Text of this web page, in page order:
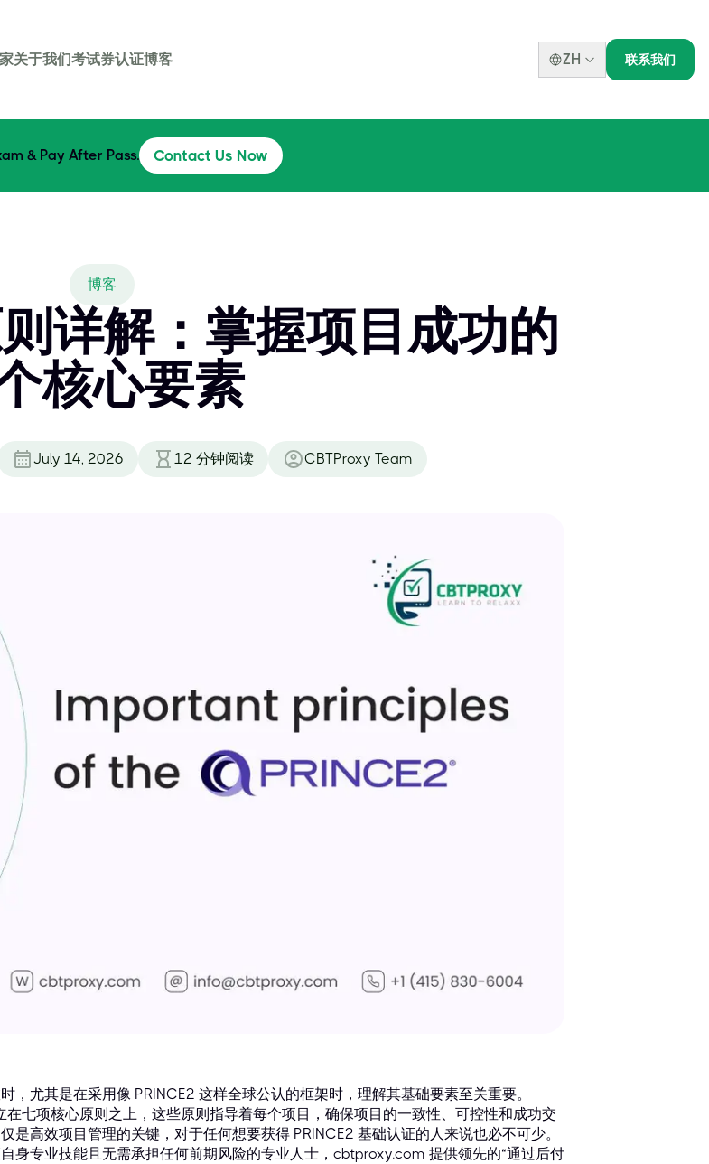
家关于我们考试券认证博客 ZH 联系我们
& Pay After Pass. Contact Us Now
博客
详解：掌握项目成功的
核心要素
July 14, 2026 12 分钟阅读 CBTProxy Team
，尤其是在采用像 PRINCE2 这样全球公认的框架时，理解其基础要素至关重要。
在七项核心原则之上，这些原则指导着每个项目，确保项目的一致性、可控性和成功交
是高效项目管理的关键，对于任何想要获得 PRINCE2 基础认证的人来说也必不可少。
身专业技能且无需承担任何前期风险的专业人士，cbtproxy.com 提供领先的“通过后付